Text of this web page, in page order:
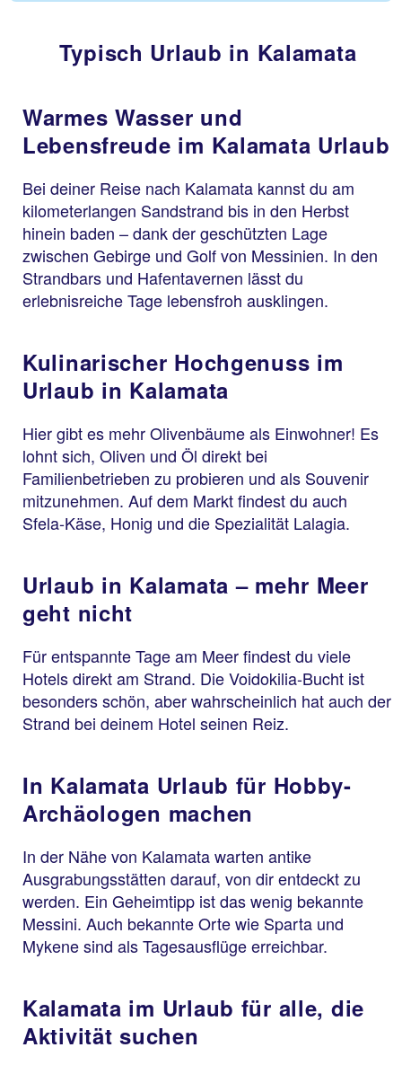
Typisch Urlaub in Kalamata
Warmes Wasser und
Lebensfreude im Kalamata Urlaub
Bei deiner Reise nach Kalamata kannst du am
kilometerlangen Sandstrand bis in den Herbst
hinein baden – dank der geschützten Lage
zwischen Gebirge und Golf von Messinien. In den
Strandbars und Hafentavernen lässt du
erlebnisreiche Tage lebensfroh ausklingen.
Kulinarischer Hochgenuss im
Urlaub in Kalamata
Hier gibt es mehr Olivenbäume als Einwohner! Es
lohnt sich, Oliven und Öl direkt bei
Familienbetrieben zu probieren und als Souvenir
mitzunehmen. Auf dem Markt findest du auch
Sfela-Käse, Honig und die Spezialität Lalagia.
Urlaub in Kalamata – mehr Meer
geht nicht
Für entspannte Tage am Meer findest du viele
Hotels direkt am Strand. Die Voidokilia-Bucht ist
besonders schön, aber wahrscheinlich hat auch der
Strand bei deinem Hotel seinen Reiz.
In Kalamata Urlaub für Hobby-
Archäologen machen
In der Nähe von Kalamata warten antike
Ausgrabungsstätten darauf, von dir entdeckt zu
werden. Ein Geheimtipp ist das wenig bekannte
Messini. Auch bekannte Orte wie Sparta und
Mykene sind als Tagesausflüge erreichbar.
Kalamata im Urlaub für alle, die
Aktivität suchen